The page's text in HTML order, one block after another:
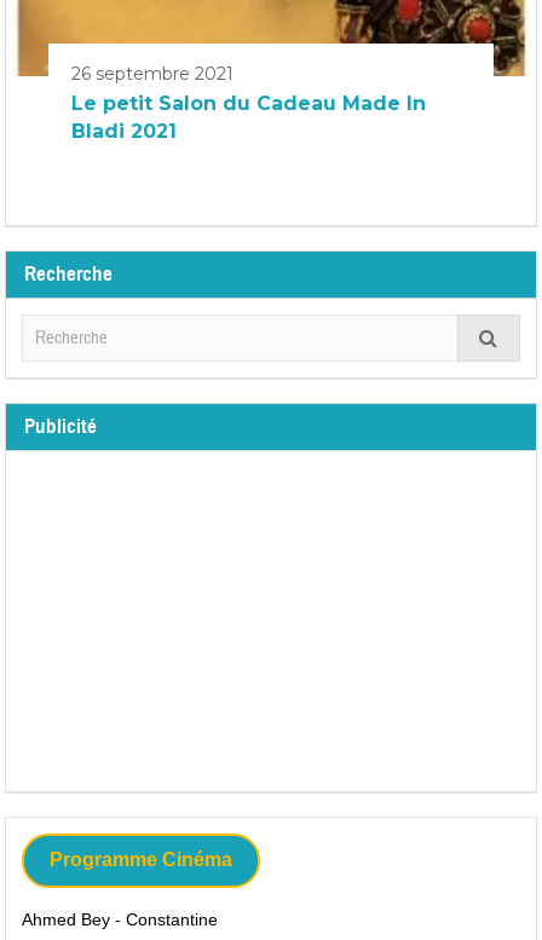
26 septembre 2021
Le petit Salon du Cadeau Made In
Bladi 2021
Recherche
Publicité
Programme Cinéma
Ahmed Bey - Constantine